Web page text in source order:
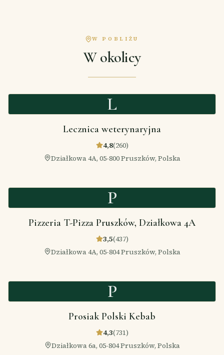
W POBLIŻU
W okolicy
L
Lecznica weterynaryjna
4,8(260)
Działkowa 4A, 05-800 Pruszków, Polska
P
Pizzeria T-Pizza Pruszków, Działkowa 4A
3,5(437)
Działkowa 4A, 05-804 Pruszków, Polska
P
Prosiak Polski Kebab
4,3(731)
Działkowa 6a, 05-804 Pruszków, Polska